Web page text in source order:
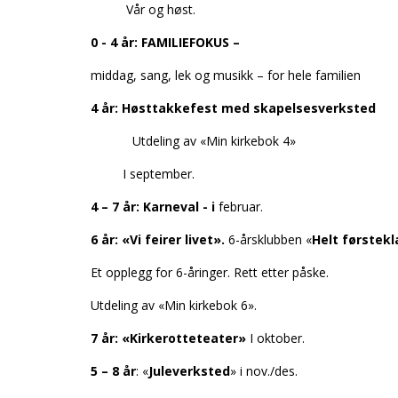
Vår og høst.
0 - 4 år: FAMILIEFOKUS –
middag, sang, lek og musikk – for hele familien
4 år: Høsttakkefest med skapelsesverksted
Utdeling av «Min kirkebok 4»
I september.
4 – 7 år: Karneval - i februar.
6 år: «Vi feirer livet». 6-årsklubben «Helt
Et opplegg for 6-åringer. Rett etter påske.
Utdeling av «Min kirkebok 6».
7 år: «Kirkerotteteater» I oktober.
5 – 8 år: «Juleverksted» i nov./des.